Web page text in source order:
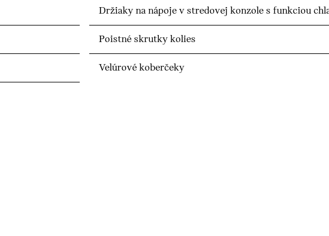
Držiaky na nápoje v stredovej konzole s funkciou
Poistné skrutky kolies
Velúrové koberčeky